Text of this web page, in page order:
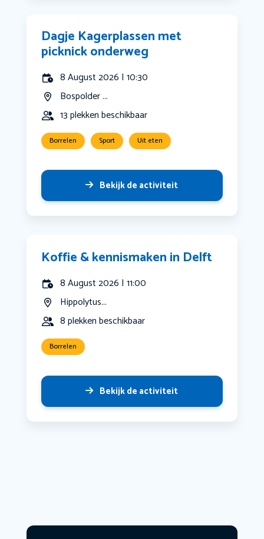
Dagje Kagerplassen met
picknick onderweg
8 August 2026 | 10:30
Bospolder ...
13 plekken beschikbaar
Borrelen Sport Uit eten
Bekijk de activiteit
Koffie & kennismaken in Delft
8 August 2026 | 11:00
Hippolytus...
8 plekken beschikbaar
Borrelen
Bekijk de activiteit